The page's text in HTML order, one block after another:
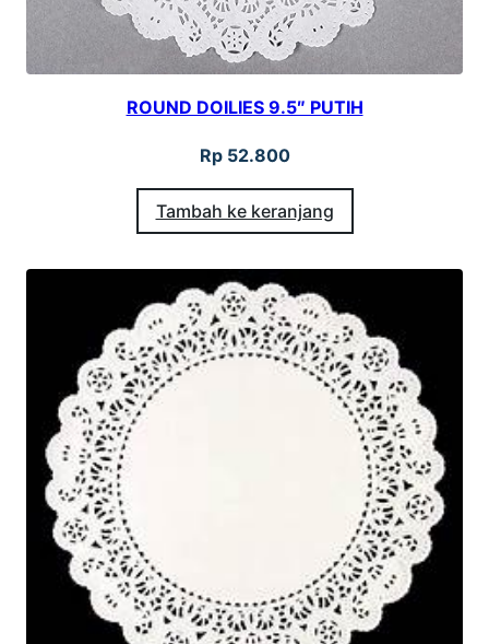
ROUND DOILIES 9.5″ PUTIH
Rp52.800
Tambah ke keranjang